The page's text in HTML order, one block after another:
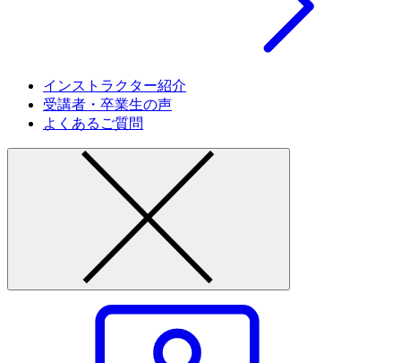
インストラクター紹介
受講者・卒業生の声
よくあるご質問